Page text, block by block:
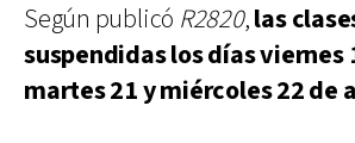
Según publicó R2820,las
suspendidas los días viernes
martes 21 y miércoles 22 de